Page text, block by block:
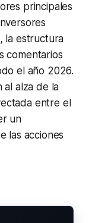
principales
la estructura
comentarios
el año 2026.
al alza de la
entre el
un
las acciones